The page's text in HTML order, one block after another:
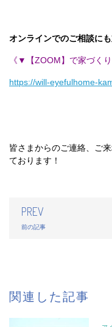
オンラインでのご相談にも
《▼【ZOOM】で家づくり
https://will-eyefulhome-
皆さまからのご連絡、ご
ております！
PREV
前の記事
関連した記事